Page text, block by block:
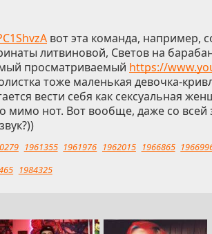
вот эта команда, например,
литвиновой, Светов на
просматриваемый https://
тоже маленькая девочка-
вести себя как сексуальная
мимо нот. Вот вообще, даже со
1961355 1961976 1962015 1966865
1984325